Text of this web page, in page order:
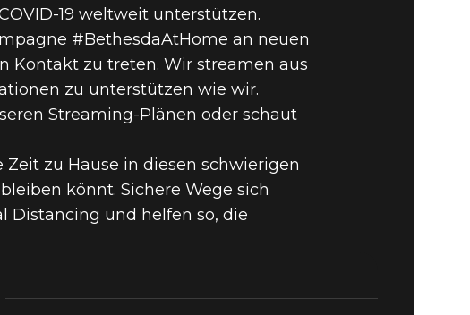
19 weltweit unterstützen.
#BethesdaAtHome an neuen
Kontakt zu treten. Wir streamen aus
zu unterstützen wie wir.
Streaming-Plänen oder schaut
zu Hause in diesen schwierigen
könnt. Sichere Wege sich
Distancing und helfen so, die